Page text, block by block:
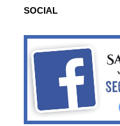
SOCIAL